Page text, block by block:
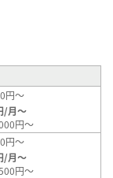
円～
/月～
円～
円～
/月～
円～